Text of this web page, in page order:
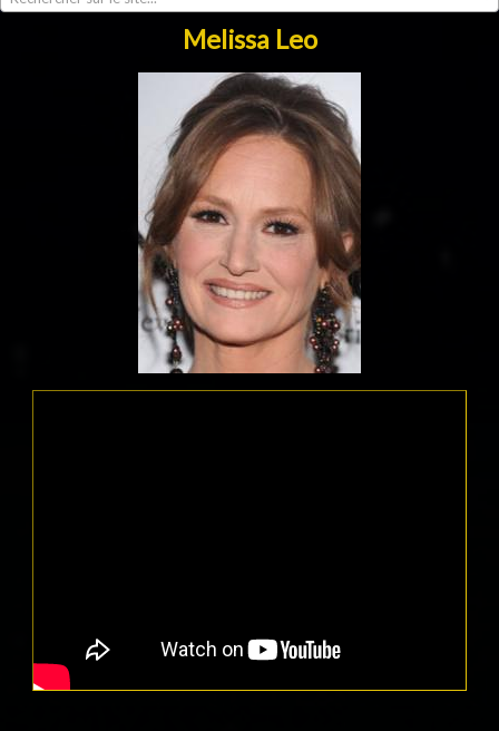
Melissa Leo